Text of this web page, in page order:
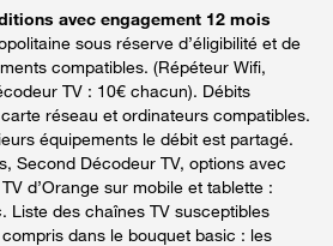
avec engagement 12 mois
sous réserve d’éligibilité et de
compatibles. (Répéteur Wifi,
TV : 10€ chacun). Débits
réseau et ordinateurs compatibles.
équipements le débit est partagé.
Second Décodeur TV, options avec
d’Orange sur mobile et tablette :
Liste des chaînes TV susceptibles
dans le bouquet basic : les